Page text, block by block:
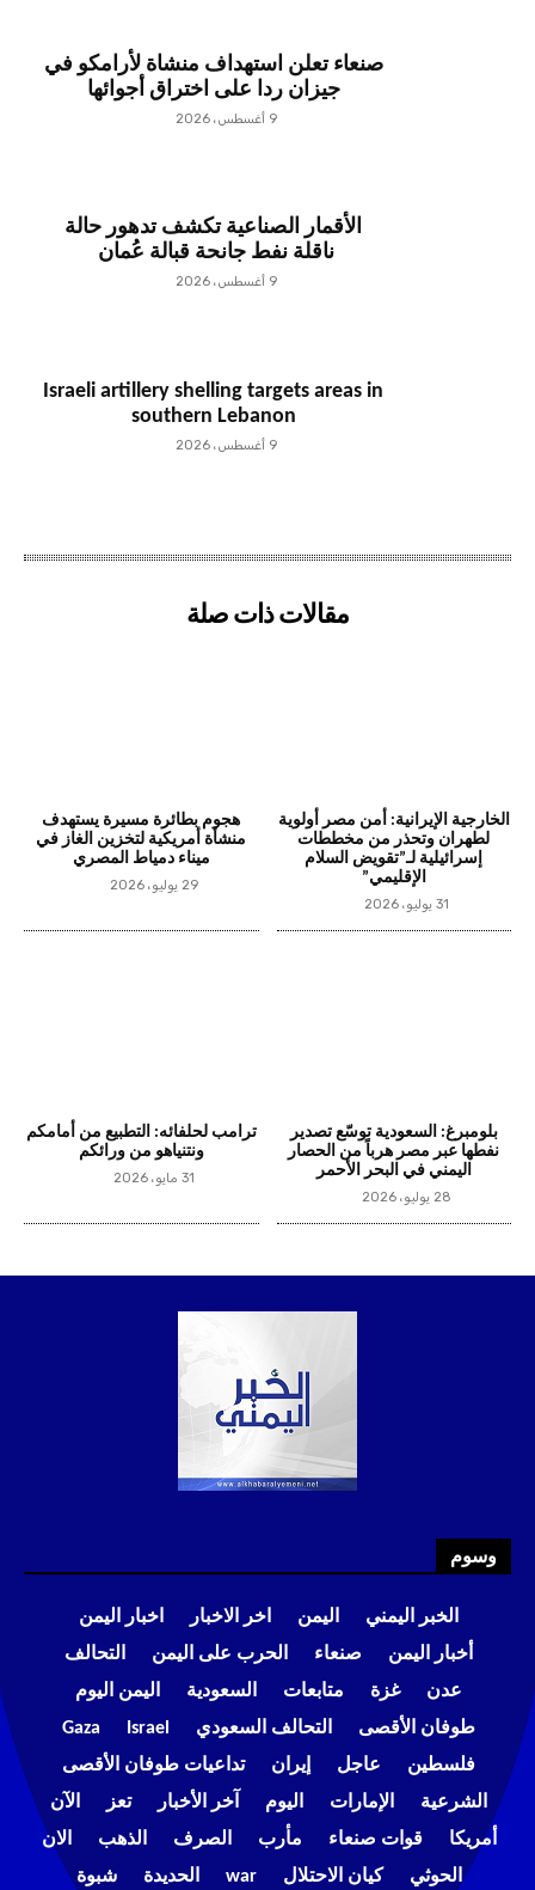
وسوم
الخبر اليمني اليمن اخر الاخبار
اخبار اليمن
أخبار اليمن
صنعاء الحرب على اليمن
التحالف
عدن
غزة متابعات السعودية
اليمن اليوم
طوفان الأقصى
التحالف السعودي Israel
Gaza
فلسطين
عاجل إيران
تداعيات طوفان الأقصى
الشرعية
الإمارات اليوم آخر الأخبار تعز
الآن
أمريكا
قوات صنعاء مأرب الصرف الذهب
الان
الحوثي
كيان الاحتلال war الحديدة شبوة